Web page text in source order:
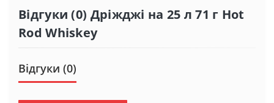
Відгуки (0) Дріжджі на 25 л 71 г Hot
Rod Whiskey
Відгуки (0)